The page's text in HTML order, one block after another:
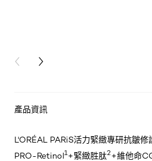
PREVIOUS CARD
NEXT CARD
產品資訊
L'ORÉAL PARiS活力緊緻專研抗皺修
PRO-Retinol1 +緊緻胜肽2+維他命